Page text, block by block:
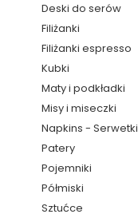
Deski do serów
Filiżanki
Filiżanki espresso
Kubki
Maty i podkładki
Misy i miseczki
Napkins - Serwetki
Patery
Pojemniki
Półmiski
Sztućce